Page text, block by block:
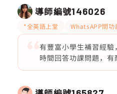
導師編號146026
*全英語上堂 WhatsAPP問功
有豐富小學生補習經
時間回答功課問題，有